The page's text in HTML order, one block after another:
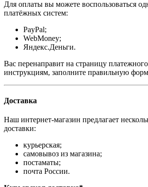
Для оплаты вы можете воспользоваться
платёжных систем:
PayPal;
WebMoney;
Яндекс.Деньги.
Вас перенаправит на страницу
инструкциям, заполните правильную
Доставка
Наш интернет-магазин предлагает
доставки:
курьерская;
самовывоз из магазина;
постаматы;
почта России.